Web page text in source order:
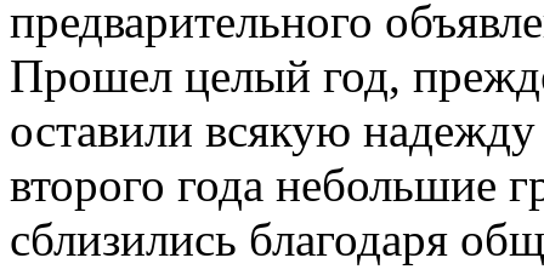
предварительного
Прошел целый год,
оставили всякую
второго года небольшие
сблизились благодаря